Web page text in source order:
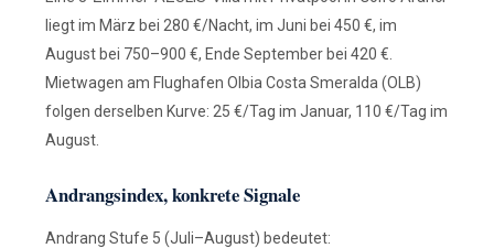
liegt im März bei 280 €/Nacht, im Juni bei 450 €, im
August bei 750–900 €, Ende September bei 420 €.
Mietwagen am Flughafen Olbia Costa Smeralda (OLB)
folgen derselben Kurve: 25 €/Tag im Januar, 110 €/Tag im
August.
Andrangsindex, konkrete Signale
Andrang Stufe 5 (Juli–August) bedeutet: